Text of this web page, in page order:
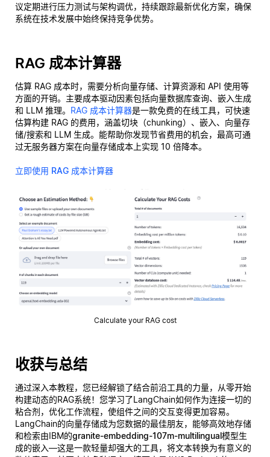
议定期进行压力测试与架构调优，持续跟踪最新优化方案，确保
系统在技术发展中始终保持竞争优势。
RAG 成本计算器
估算 RAG 成本时，需要分析向量存储、计算资源和 API 使用等
方面的开销。主要成本驱动因素包括向量数据库查询、嵌入生成
和 LLM 推理。 RAG 成本计算器是一款免费的在线工具，可快速
估算构建 RAG 的费用，涵盖切块（chunking）、嵌入、向量存
储/搜索和 LLM 生成。能帮助你发现节省费用的机会，最高可通
过无服务器方案在向量存储成本上实现 10 倍降本。
立即使用 RAG 成本计算器
Calculate your RAG cost
收获与总结
通过深入本教程，您已经解锁了结合前沿工具的力量，从零开始
构建动态的RAG系统！您学习了LangChain如何作为连接一切的
粘合剂，优化工作流程，使组件之间的交互变得更加容易。
LangChain的向量存储成为您数据的最佳朋友，能够高效地存储
和检索由IBM的granite-embedding-107m-multilingual模型生
成的嵌入—这是一款轻量却强大的工具，将文本转换为有意义的